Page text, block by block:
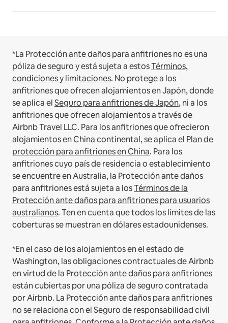
*La Protección ante daños para anfitriones no es una
póliza de seguro y está sujeta a estosTérminos,
condiciones y limitaciones. No protege a los
anfitriones que ofrecen alojamientos en Japón, donde
se aplica elSeguro para anfitriones de Japón, ni a los
anfitriones que ofrecen alojamientos a través de
Airbnb Travel LLC. Para los anfitriones que ofrecieron
alojamientos en China continental, se aplica el Plan de
protección para anfitriones en China. Para los
anfitriones cuyo país de residencia o establecimiento
se encuentre en Australia, la Protección ante daños
para anfitriones está sujeta a losTérminos de la
Protección ante daños para anfitriones para usuarios
australianos. Ten en cuenta que todos los límites de las
coberturas se muestran en dólares estadounidenses.
*En el caso de los alojamientos en el estado de
Washington, las obligaciones contractuales de Airbnb
en virtud de la Protección ante daños para anfitriones
están cubiertas por una póliza de seguro contratada
por Airbnb. La Protección ante daños para anfitriones
no se relaciona con el Seguro de responsabilidad civil